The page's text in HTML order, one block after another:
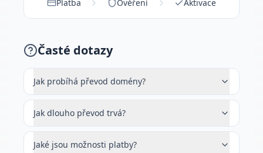
Platba Ověření Aktivace
Časté dotazy
Jak probíhá převod domény?
Jak dlouho převod trvá?
Jaké jsou možnosti platby?